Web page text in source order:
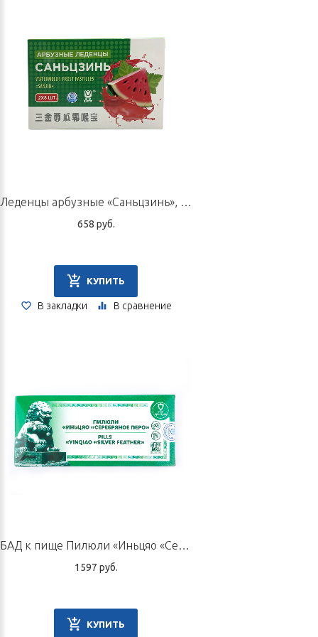
Леденцы арбузные «Саньцзинь», 2 блистера по 8 шт. (28,8 г)
658 руб.
КУПИТЬ
В закладки В сравнение
БАД к пище Пилюли «Иньцяо «Серебряное перо», 10 пилюль по 9 г
1597 руб.
КУПИТЬ